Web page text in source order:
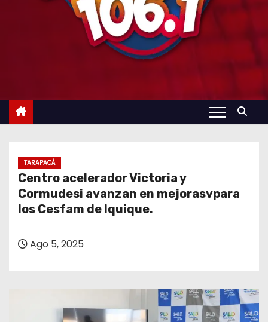
TARAPACÁ
Centro acelerador Victoria y
Cormudesi avanzan en mejorasvpara
los Cesfam de Iquique.
Ago 5, 2025